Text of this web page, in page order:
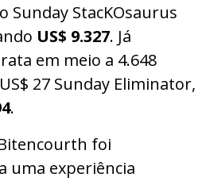
Sunday StacKOsaurus
US$ 9.327. Já
em meio a 4.648
27 Sunday Eliminator,
.
foi
uma experiência